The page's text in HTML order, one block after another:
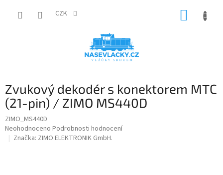
CZK
Zvukový dekodér s konektorem MTC
(21-pin) / ZIMO MS440D
ZIMO_MS440D
Průměrné
hodnocení
Neohodnoceno Podrobnosti hodnocení
Značka: ZIMO ELEKTRONIK GmbH.